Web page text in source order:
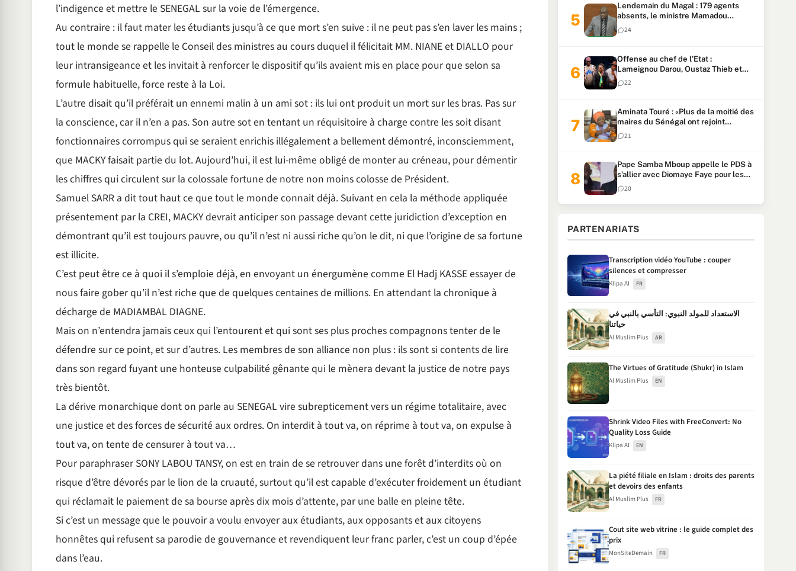
l’indigence et mettre le SENEGAL sur la voie de l’émergence.
Au contraire : il faut mater les étudiants jusqu’à ce que mort s’en suive : il ne peut pas s’en laver les mains ;
tout le monde se rappelle le Conseil des ministres au cours duquel il félicitait MM. NIANE et DIALLO pour
leur intransigeance et les invitait à renforcer le dispositif qu’ils avaient mis en place pour que selon sa
formule habituelle, force reste à la Loi.
L’autre disait qu’il préférait un ennemi malin à un ami sot : ils lui ont produit un mort sur les bras. Pas sur
la conscience, car il n’en a pas. Son autre sot en tentant un réquisitoire à charge contre les soit disant
fonctionnaires corrompus qui se seraient enrichis illégalement a bellement démontré, inconsciemment,
que MACKY faisait partie du lot. Aujourd’hui, il est lui-même obligé de monter au créneau, pour démentir
les chiffres qui circulent sur la colossale fortune de notre non moins colosse de Président.
Samuel SARR a dit tout haut ce que tout le monde connait déjà. Suivant en cela la méthode appliquée
présentement par la CREI, MACKY devrait anticiper son passage devant cette juridiction d’exception en
démontrant qu’il est toujours pauvre, ou qu’il n’est ni aussi riche qu’on le dit, ni que l’origine de sa fortune
est illicite.
C’est peut être ce à quoi il s’emploie déjà, en envoyant un énergumène comme El Hadj KASSE essayer de
nous faire gober qu’il n’est riche que de quelques centaines de millions. En attendant la chronique à
décharge de MADIAMBAL DIAGNE.
Mais on n’entendra jamais ceux qui l’entourent et qui sont ses plus proches compagnons tenter de le
défendre sur ce point, et sur d’autres. Les membres de son alliance non plus : ils sont si contents de lire
dans son regard fuyant une honteuse culpabilité gênante qui le mènera devant la justice de notre pays
très bientôt.
La dérive monarchique dont on parle au SENEGAL vire subrepticement vers un régime totalitaire, avec
une justice et des forces de sécurité aux ordres. On interdit à tout va, on réprime à tout va, on expulse à
tout va, on tente de censurer à tout va…
Pour paraphraser SONY LABOU TANSY, on est en train de se retrouver dans une forêt d’interdits où on
risque d’être dévorés par le lion de la cruauté, surtout qu’il est capable d’exécuter froidement un étudiant
qui réclamait le paiement de sa bourse après dix mois d’attente, par une balle en pleine tête.
Si c’est un message que le pouvoir a voulu envoyer aux étudiants, aux opposants et aux citoyens
honnêtes qui refusent sa parodie de gouvernance et revendiquent leur franc parler, c’est un coup d’épée
dans l’eau.
Lendemain du Magal : 179 agents
absents, le ministre Mamadou
Lamine Dianté exige des explications
24
Offense au chef de l’Etat :
Lameignou Darou, Oustaz Thieb et
Ndiaye Touba lourdement
condamnés
22
Aminata Touré : «Plus de la moitié des
maires du Sénégal ont rejoint
Kiiraay»
21
Pape Samba Mboup appelle le PDS à
s’allier avec Diomaye Faye pour les
locales et tacle Sonko
20
PARTENARIATS
Transcription vidéo YouTube : couper
silences et compresser
Klipa AI FR
الاستعداد للمولد النبوي: التأسي بالنبي في
حياتنا
Al Muslim Plus AR
The Virtues of Gratitude (Shukr) in Islam
Al Muslim Plus EN
Shrink Video Files with FreeConvert: No
Quality Loss Guide
Klipa AI EN
La piété filiale en Islam : droits des parents
et devoirs des enfants
Al Muslim Plus FR
Cout site web vitrine : le guide complet des
prix
MonSiteDemain FR